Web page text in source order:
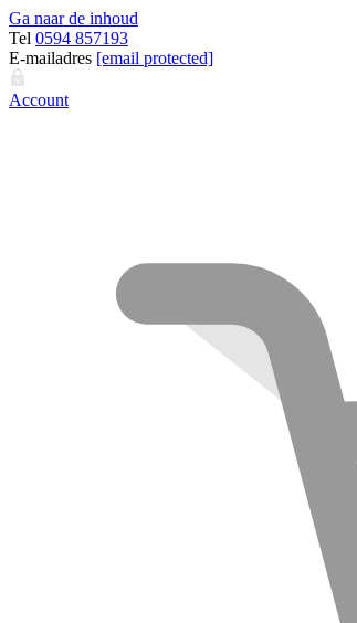
Ga naar de inhoud
Tel 0594 857193
E-mailadres [email protected]
Account